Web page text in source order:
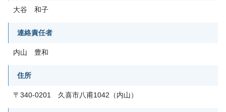
大谷 和子
連絡責任者
内山 豊和
住所
〒340-0201 久喜市八甫1042（内山）